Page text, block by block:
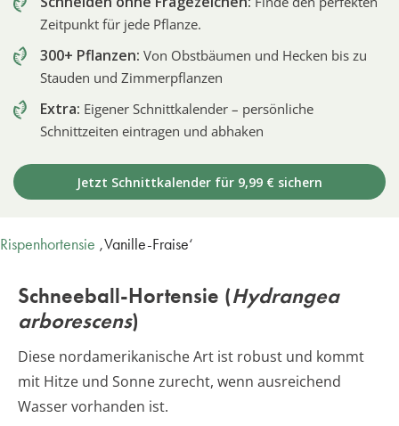
Zeitpunkt für jede Pflanze.
300+ Pflanzen: Von Obstbäumen und Hecken bis zu
Stauden und Zimmerpflanzen
Extra: Eigener Schnittkalender – persönliche
Schnittzeiten eintragen und abhaken
Jetzt Schnittkalender für 9,99 € sichern
Rispenhortensie ‚Vanille-Fraise‘
Schneeball-Hortensie (Hydrangea
arborescens)
Diese nordamerikanische Art ist robust und kommt
mit Hitze und Sonne zurecht, wenn ausreichend
Wasser vorhanden ist.